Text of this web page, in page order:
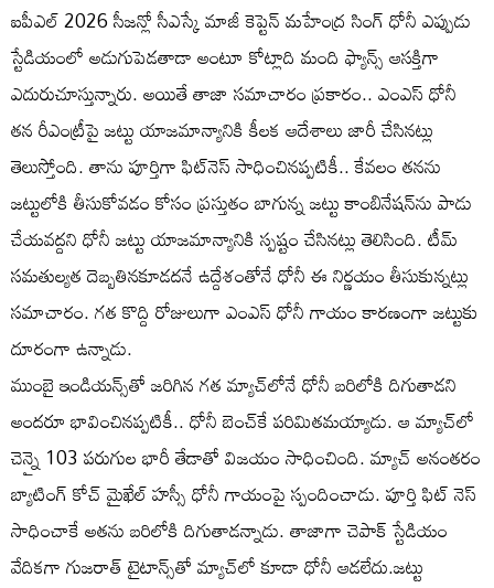
ఐపీఎల్ 2026 సీజన్లో సీఎస్కే మాజీ కెప్టెన్ మహేంద్ర సింగ్ ధోనీ ఎప్పుడు
స్టేడియంలో అడుగుపెడతాడా అంటూ కోట్లాది మంది ఫ్యాన్స్ ఆసక్తిగా
ఎదురుచూస్తున్నారు. అయితే తాజా సమాచారం ప్రకారం.. ఎంఎస్ ధోనీ
తన రీఎంట్రీపై జట్టు యాజమాన్యానికి కీలక ఆదేశాలు జారీ చేసినట్లు
తెలుస్తోంది. తాను పూర్తిగా ఫిట్‌నెస్ సాధించినప్పటికీ.. కేవలం తనను
జట్టులోకి తీసుకోవడం కోసం ప్రస్తుతం బాగున్న జట్టు కాంబినేషన్‌ను పాడు
చేయవద్దని ధోనీ జట్టు యాజమాన్యానికి స్పష్టం చేసినట్లు తెలిసింది. టీమ్
సమతుల్యత దెబ్బతినకూడదనే ఉద్దేశంతోనే ధోనీ ఈ నిర్ణయం తీసుకున్నట్లు
సమాచారం. గత కొద్ది రోజులుగా ఎంఎస్ ధోనీ గాయం కారణంగా జట్టుకు
దూరంగా ఉన్నాడు.
ముంబై ఇండియన్స్‌తో జరిగిన గత మ్యాచ్‌లోనే ధోనీ బరిలోకి దిగుతాడని
అందరూ భావించినప్పటికీ.. ధోనీ బెంచ్‌కే పరిమితమయ్యాడు. ఆ మ్యాచ్‌లో
చెన్నై 103 పరుగుల భారీ తేడాతో విజయం సాధించింది. మ్యాచ్ అనంతరం
బ్యాటింగ్ కోచ్ మైఖేల్ హస్సీ ధోనీ గాయంపై స్పందించాడు. పూర్తి ఫిట్ నెస్
సాధించాకే అతను బరిలోకి దిగుతాడన్నాడు. తాజాగా చెపాక్ స్టేడియం
వేదికగా గుజరాత్ టైటాన్స్‌తో మ్యాచ్‌లో కూడా ధోనీ ఆడలేదు.జట్టు